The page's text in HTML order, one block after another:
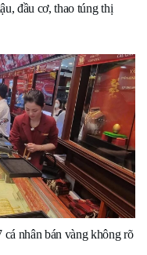
đầu cơ, thao túng thị
nhân bán vàng không rõ